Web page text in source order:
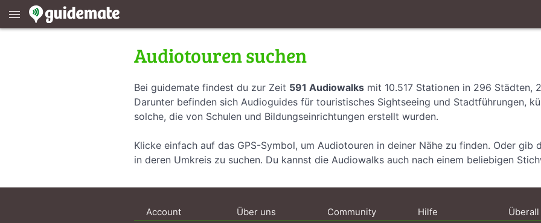
menu
Audiotouren suchen
Bei guidemate findest du zur Zeit 591 Audiowalks mit 10.517 Stationen in 296 Städten,
Darunter befinden sich Audioguides für touristisches Sightseeing und Stadtführungen,
solche, die von Schulen und Bildungseinrichtungen erstellt wurden.
Klicke einfach auf das GPS-Symbol, um Audiotouren in deiner Nähe zu finden. Oder gib
in deren Umkreis zu suchen. Du kannst die Audiowalks auch nach einem beliebigen
Account Über uns Community Hilfe Überall